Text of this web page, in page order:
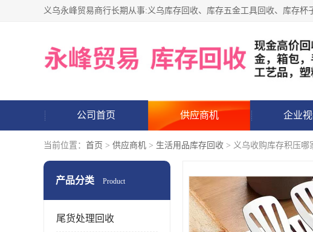
公司首页 供应商机 企业
当前位置： 首页 > 供应商机 > 生活用品库存回收 > 义乌收购库存积压哪
产品分类 Product
尾货处理回收